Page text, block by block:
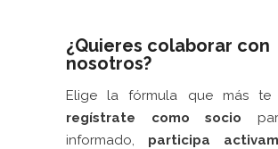
¿Quieres colaborar con
nosotros?
Elige la fórmula que más te
regístrate como socio
informado, participa